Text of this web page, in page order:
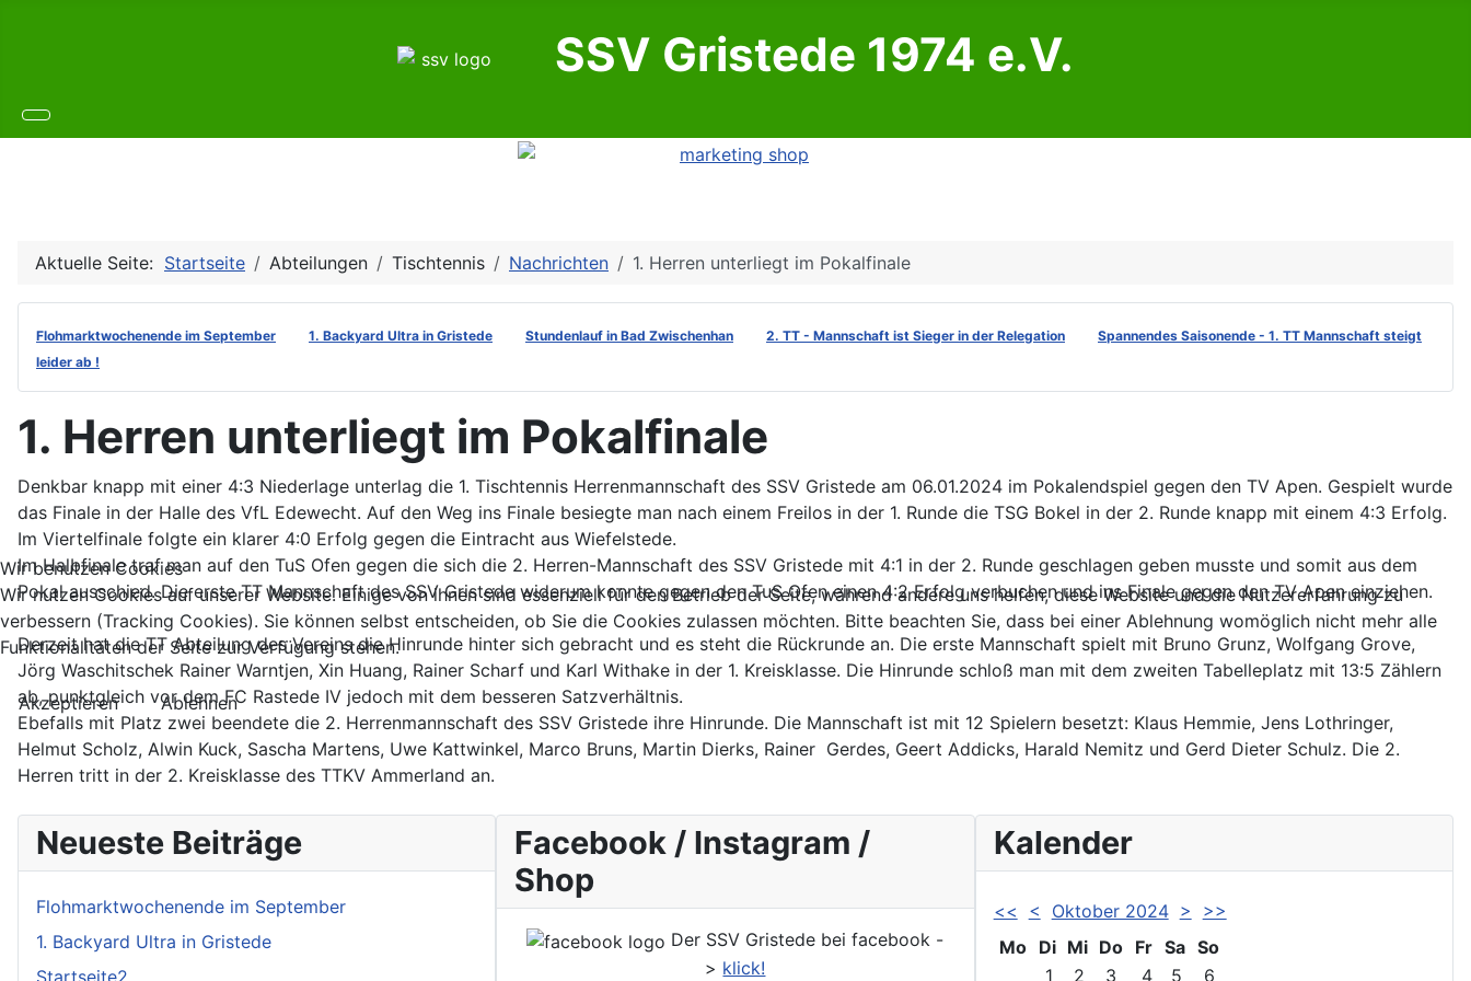
SSV Gristede 1974 e.V.
Aktuelle Seite: Startseite Abteilungen Tischtennis Nachrichten 1. Herren unterliegt im Pokalfinale
Flohmarktwochenende im September 1. Backyard Ultra in Gristede Stundenlauf in Bad Zwischenhan 2. TT - Mannschaft ist Sieger in der Relegation
Spannendes Saisonende - 1. TT Mannschaft steigt
leider ab !
1. Herren unterliegt im Pokalfinale
Denkbar knapp mit einer 4:3 Niederlage unterlag die 1. Tischtennis Herrenmannschaft des SSV Gristede am 06.01.2024 im Pokalendspiel gegen den TV Apen. Gespielt wurde
das Finale in der Halle des VfL Edewecht. Auf den Weg ins Finale besiegte man nach einem Freilos in der 1. Runde die TSG Bokel in der 2. Runde knapp mit einem 4:3 Erfolg.
Im Viertelfinale folgte ein klarer 4:0 Erfolg gegen die Eintracht aus Wiefelstede.
Im Halbfinale traf man auf den TuS Ofen gegen die sich die 2. Herren-Mannschaft des SSV Gristede mit 4:1 in der 2. Runde geschlagen geben musste und somit aus dem
Pokal ausschied. Die erste TT Mannschaft des SSV Gristede widerum konnte gegen den TuS Ofen einen 4:2 Erfolg verbuchen und ins Finale gegen den TV Apen einziehen.
Derzeit hat die TT Abteilung des Vereins die Hinrunde hinter sich gebracht und es steht die Rückrunde an. Die erste Mannschaft spielt mit Bruno Grunz, Wolfgang Grove,
Jörg Waschitschek Rainer Warntjen, Xin Huang, Rainer Scharf und Karl Withake in der 1. Kreisklasse. Die Hinrunde schloß man mit dem zweiten Tabelleplatz mit 13:5 Zählern
ab, punktgleich vor dem FC Rastede IV jedoch mit dem besseren Satzverhältnis.
Ebefalls mit Platz zwei beendete die 2. Herrenmannschaft des SSV Gristede ihre Hinrunde. Die Mannschaft ist mit 12 Spielern besetzt: Klaus Hemmie, Jens Lothringer,
Helmut Scholz, Alwin Kuck, Sascha Martens, Uwe Kattwinkel, Marco Bruns, Martin Dierks, Rainer Gerdes, Geert Addicks, Harald Nemitz und Gerd Dieter Schulz. Die 2.
Herren tritt in der 2. Kreisklasse des TTKV Ammerland an.
Neueste Beiträge
Flohmarktwochenende im September
1. Backyard Ultra in Gristede
Startseite2
Facebook / Instagram /
Shop
Der SSV Gristede bei facebook -
> klick!
Kalender
<< < Oktober 2024 >
>>
Mo Di Mi Do Fr Sa So
1
2 3 4 5 6
Wir benutzen Cookies
Wir nutzen Cookies auf unserer Website. Einige von ihnen sind essenziell für den Betrieb der Seite, während andere uns helfen, diese Website und die Nutzererfahrung zu
verbessern (Tracking Cookies). Sie können selbst entscheiden, ob Sie die Cookies zulassen möchten. Bitte beachten Sie, dass bei einer Ablehnung womöglich nicht mehr alle
Funktionalitäten der Seite zur Verfügung stehen.
Akzeptieren Ablehnen